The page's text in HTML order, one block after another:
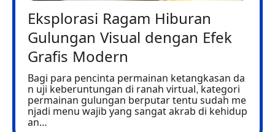
Eksplorasi Ragam Hiburan
Gulungan Visual dengan Efek
Grafis Modern
Bagi para pencinta permainan ketangkasan da
n uji keberuntungan di ranah virtual, kategori
permainan gulungan berputar tentu sudah me
njadi menu wajib yang sangat akrab di kehidup
an…